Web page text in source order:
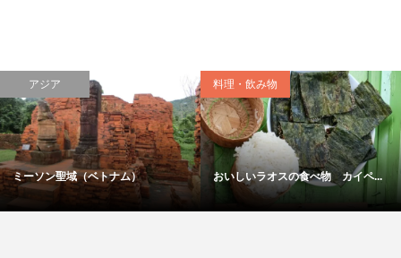
オスの食べ物 カイペ...
料理・飲み物
おいしいインドの食べ物 定食ミ...
日本
日光の社